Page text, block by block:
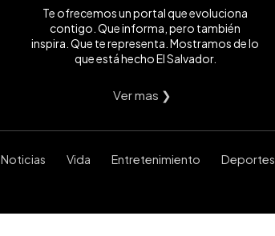
Te ofrecemos un portal que evoluciona
contigo. Que informa, pero también
inspira. Que te representa. Mostramos de lo
que está hecho El Salvador.
Ver mas ❯
Noticias Vida Entretenimiento Deportes